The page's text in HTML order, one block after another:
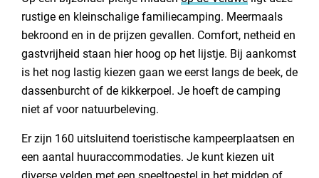
rustige en kleinschalige familiecamping. Meermaals
bekroond en in de prijzen gevallen. Comfort, netheid en
gastvrijheid staan hier hoog op het lijstje. Bij aankomst
is het nog lastig kiezen gaan we eerst langs de beek, de
dassenburcht of de kikkerpoel. Je hoeft de camping
niet af voor natuurbeleving.
Er zijn 160 uitsluitend toeristische kampeerplaatsen en
een aantal huuraccommodaties. Je kunt kiezen uit